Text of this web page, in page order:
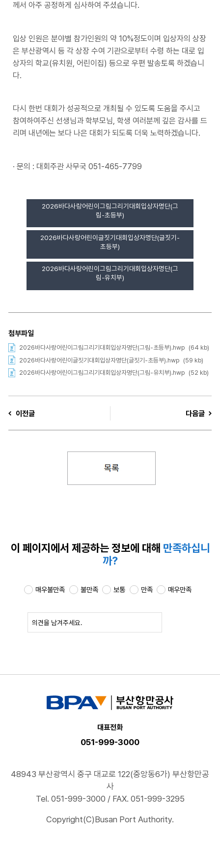
께서 아주 공정하게 심사하여 주셨습니다.
입상 인원은 분야별 참가인원의 약 10%정도이며 입상자의 상장
은 부산광역시 등 각 상장 수여 기관으로부터 수령 하는 대로 입
상자의 학교(유치원, 어린이집) 등으로 우편 발송토록 하겠습니
다.
다시 한번 대회가 성공적으로 개최될 수 있도록 도움을 주시고
참여하여주신 선생님과 학부모님, 학생 여러분께 깊은 감사를 드
리며 내년에는 보다 나은 대회가 되도록 더욱 노력하겠습니다.
· 문의 : 대회주관 사무국 051-465-7799
2026바다사랑어린이그림그리기대회입상자명단(그
림-초등부)
2026바다사랑어린이글짓기대회입상자명단(글짓기-
초등부)
2026바다사랑어린이그림그리기대회입상자명단(그
림-유치부)
첨부파일
2026바다사랑어린이그림그리기대회입상자명단(그림-초등부).hwp (64 kb)
2026바다사랑어린이글짓기대회입상자명단(글짓기-초등부).hwp (59 kb)
2026바다사랑어린이그림그리기대회입상자명단(그림-유치부).hwp (52 kb)
이전글 다음글
이 페이지에서 제공하는정보에 대해 만족하십니
까?
매우불만족 불만족 보통 만족 매우만족
대표전화
051-999-3000
48943 부산광역시 중구 대교로 122(중앙동6가) 부산항만공
사
Tel. 051-999-3000 / FAX. 051-999-3295
Copyright(C)Busan Port Authority.